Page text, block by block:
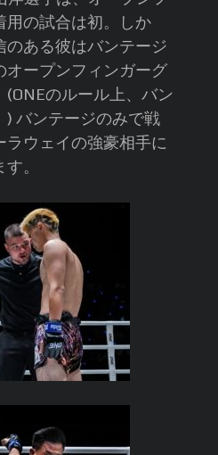
用の試合は初。しか
のある彼はバンテージ
オープンフィンガーグ
(ONEのルール上、バン
) バンテージのみで戦
ラウェイの強豪相手に
。